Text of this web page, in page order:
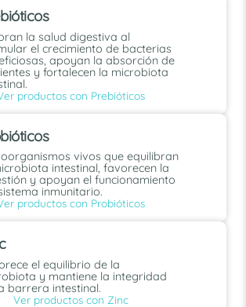
la salud digestiva al
el crecimiento de bacterias
apoyan la absorción de
y fortalecen la microbiota
productos con Prebióticos
vivos que equilibran
intestinal, favorecen la
y apoyan el funcionamiento
inmunitario.
productos con Probióticos
el equilibrio de la
y mantiene la integridad
barrera intestinal.
Ver productos con Zinc